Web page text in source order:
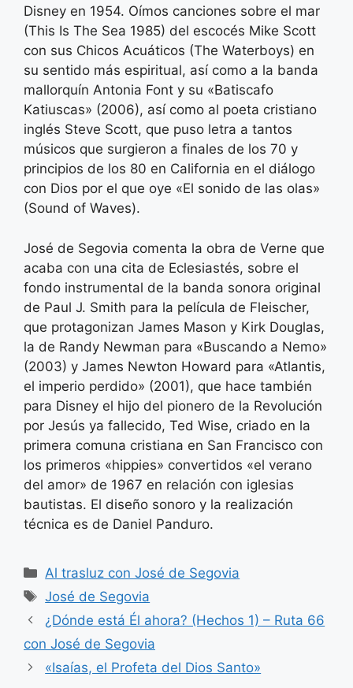
Disney en 1954. Oímos canciones sobre el mar
(This Is The Sea 1985) del escocés Mike Scott
con sus Chicos Acuáticos (The Waterboys) en
su sentido más espiritual, así como a la banda
mallorquín Antonia Font y su «Batiscafo
Katiuscas» (2006), así como al poeta cristiano
inglés Steve Scott, que puso letra a tantos
músicos que surgieron a finales de los 70 y
principios de los 80 en California en el diálogo
con Dios por el que oye «El sonido de las olas»
(Sound of Waves).
José de Segovia comenta la obra de Verne que
acaba con una cita de Eclesiastés, sobre el
fondo instrumental de la banda sonora original
de Paul J. Smith para la película de Fleischer,
que protagonizan James Mason y Kirk Douglas,
la de Randy Newman para «Buscando a Nemo»
(2003) y James Newton Howard para «Atlantis,
el imperio perdido» (2001), que hace también
para Disney el hijo del pionero de la Revolución
por Jesús ya fallecido, Ted Wise, criado en la
primera comuna cristiana en San Francisco con
los primeros «hippies» convertidos «el verano
del amor» de 1967 en relación con iglesias
bautistas. El diseño sonoro y la realización
técnica es de Daniel Panduro.
Categorías
Al trasluz con José de Segovia
Etiquetas
José de Segovia
¿Dónde está Él ahora? (Hechos 1) – Ruta 66
con José de Segovia
«Isaías, el Profeta del Dios Santo»